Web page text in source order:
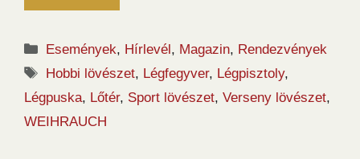
Kategória
Események, Hírlevél , Magazin, Rendezvények
Címkék
Hobbi lövészet, Légfegyver, Légpisztoly,
Légpuska, Lőtér, Sport lövészet, Verseny lövészet,
WEIHRAUCH